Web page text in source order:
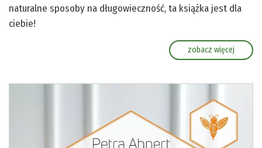
naturalne sposoby na długowieczność, ta książka jest dla
ciebie!
zobacz więcej